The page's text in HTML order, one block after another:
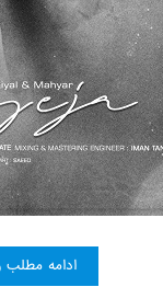
ادامه مطلب